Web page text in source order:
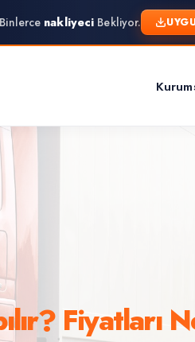
Binlerce nakliyeci Bekliyor.
Fiyatları